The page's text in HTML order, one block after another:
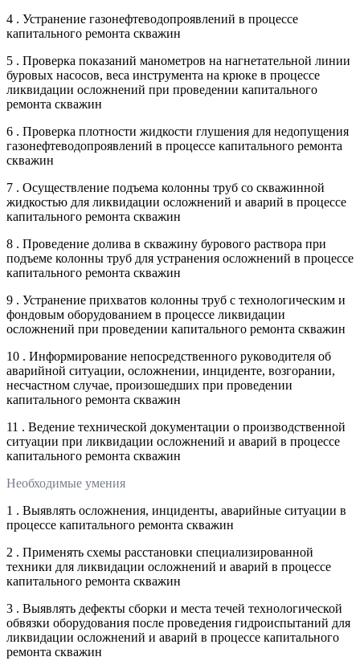
4 . Устранение газонефтеводопроявлений в процессе
капитального ремонта скважин
5 . Проверка показаний манометров на нагнетательной линии
буровых насосов, веса инструмента на крюке в процессе
ликвидации осложнений при проведении капитального
ремонта скважин
6 . Проверка плотности жидкости глушения для недопущения
газонефтеводопроявлений в процессе капитального ремонта
скважин
7 . Осуществление подъема колонны труб со скважинной
жидкостью для ликвидации осложнений и аварий в процессе
капитального ремонта скважин
8 . Проведение долива в скважину бурового раствора при
подъеме колонны труб для устранения осложнений в процессе
капитального ремонта скважин
9 . Устранение прихватов колонны труб с технологическим и
фондовым оборудованием в процессе ликвидации
осложнений при проведении капитального ремонта скважин
10 . Информирование непосредственного руководителя об
аварийной ситуации, осложнении, инциденте, возгорании,
несчастном случае, произошедших при проведении
капитального ремонта скважин
11 . Ведение технической документации о производственной
ситуации при ликвидации осложнений и аварий в процессе
капитального ремонта скважин
Необходимые умения
1 . Выявлять осложнения, инциденты, аварийные ситуации в
процессе капитального ремонта скважин
2 . Применять схемы расстановки специализированной
техники для ликвидации осложнений и аварий в процессе
капитального ремонта скважин
3 . Выявлять дефекты сборки и места течей технологической
обвязки оборудования после проведения гидроиспытаний для
ликвидации осложнений и аварий в процессе капитального
ремонта скважин